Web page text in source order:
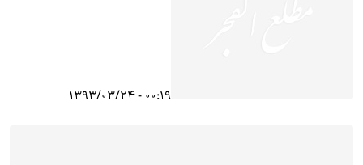
00:19 - 1393/03/24